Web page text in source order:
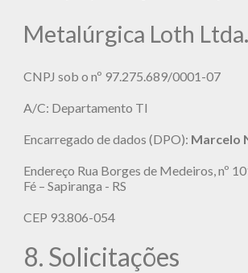
Metalúrgica Loth Ltda.
CNPJ sob o nº 97.275.689/0001-07
A/C: Departamento TI
Encarregado de dados (DPO): Marcelo
Endereço Rua Borges de Medeiros, nº
Fé – Sapiranga - RS
CEP 93.806-054
8. Solicitações